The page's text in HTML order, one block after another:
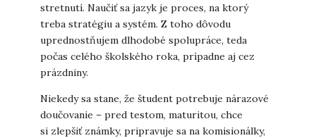
stretnutí. Naučiť sa jazyk je proces, na ktorý
treba stratégiu a systém. Z toho dôvodu
uprednostňujem dlhodobé spolupráce, teda
počas celého školského roka, prípadne aj cez
prázdniny.
Niekedy sa stane, že študent potrebuje nárazové
doučovanie – pred testom, maturitou, chce
si zlepšiť známky, pripravuje sa na komisionálky,